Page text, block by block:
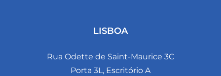
LISBOA
Rua Odette de Saint-Maurice 3C
Porta 3L, Escritório A